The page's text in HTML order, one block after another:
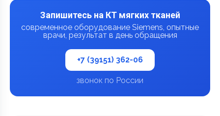
Запишитесь на КТ мягких тканей
современное оборудование Siemens, опытные
врачи, результат в день обращения
+7 (39151) 362-06
звонок по России